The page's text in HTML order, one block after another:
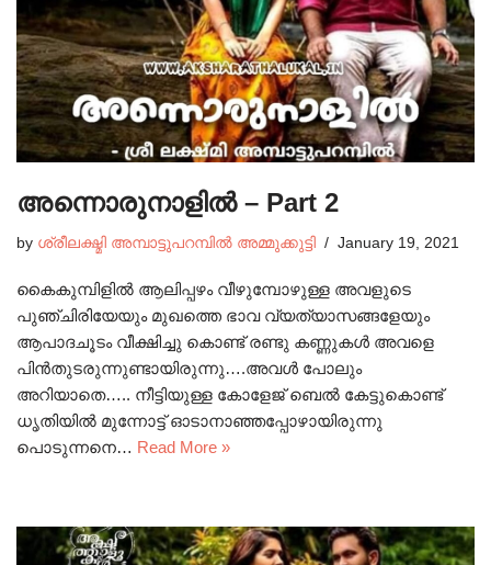
അന്നൊരുനാളിൽ – Part 2
by ശ്രീലക്ഷ്മി അമ്പാട്ടുപറമ്പിൽ അമ്മുക്കുട്ടി January 19, 2021
കൈകുമ്പിളിൽ ആലിപ്പഴം വീഴുമ്പോഴുള്ള അവളുടെ
പുഞ്ചിരിയേയും മുഖത്തെ ഭാവ വ്യത്യാസങ്ങളേയും
ആപാദചൂടം വീക്ഷിച്ചു കൊണ്ട് രണ്ടു കണ്ണുകൾ അവളെ
പിൻതുടരുന്നുണ്ടായിരുന്നു….അവൾ പോലും
അറിയാതെ….. നീട്ടിയുള്ള കോളേജ് ബെൽ കേട്ടുകൊണ്ട്
ധൃതിയിൽ മുന്നോട്ട് ഓടാനാഞ്ഞപ്പോഴായിരുന്നു
പൊടുന്നനെ… Read More »